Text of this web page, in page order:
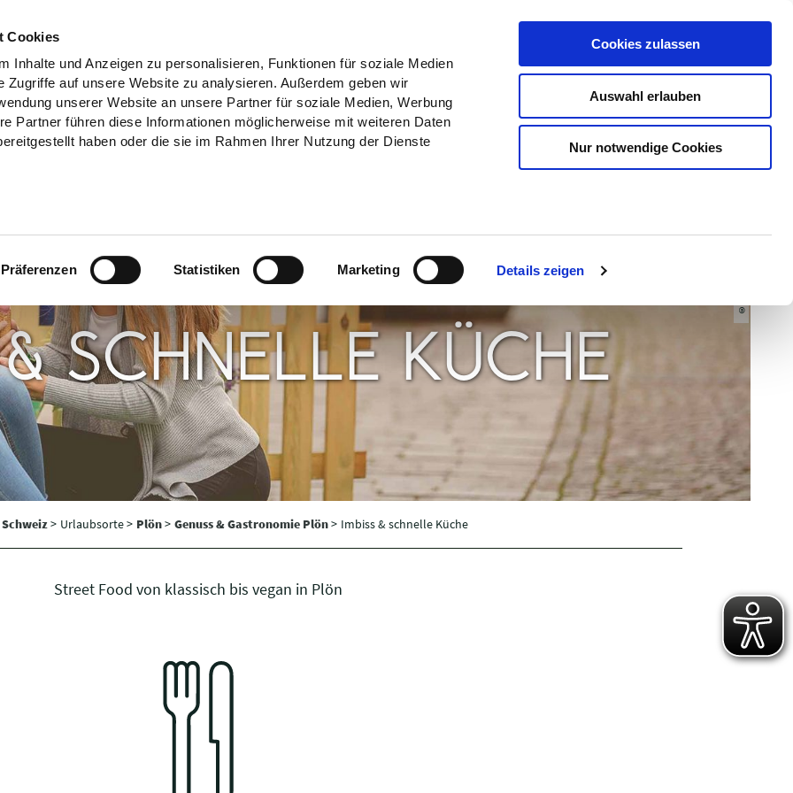
Cookies
Inhalte und Anzeigen zu personalisieren, Funktionen für soziale Medien
Zugriffe auf unsere Website zu analysieren. Außerdem geben wir
unserer Website an unsere Partner für soziale Medien, Werbung
Partner führen diese Informationen möglicherweise mit weiteren Daten
haben oder die sie im Rahmen Ihrer Nutzung der Dienste
Präferenzen Statistiken Marketing Details zeigen
Cookies zulassen
Auswahl erlauben
Nur notwendige Cookies
Erlebnisse Buchen
SCHNELLE KÜCHE
Schweiz> Urlaubsorte > Plön> Genuss & Gastronomie Plön> Imbiss & schnelle Küche
Street Food von klassisch bis vegan in Plön